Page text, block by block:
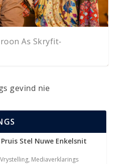
As Skryfit-
gevind nie
Stel Nuwe Enkelsnit
, Mediaverklarings